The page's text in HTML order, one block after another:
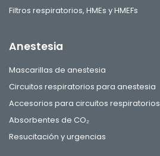
Filtros respiratorios, HMEs y HMEFs
Anestesia
Mascarillas de anestesia
Circuitos respiratorios para anestesia
Accesorios para circuitos respiratorios
Absorbentes de CO₂
Resucitación y urgencias